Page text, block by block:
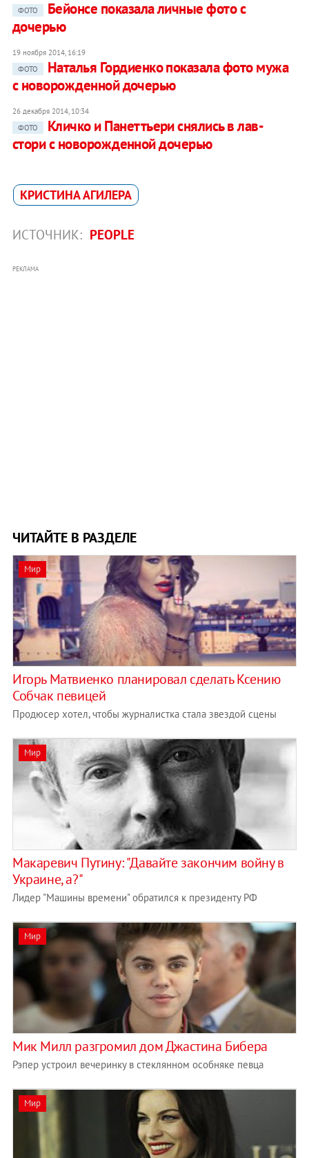
ФОТО
Бейонсе показала личные фото с
дочерью
19 ноября 2014, 16:19
ФОТО
Наталья Гордиенко показала фото мужа
с новорожденной дочерью
26 декабря 2014, 10:34
ФОТО
Кличко и Панеттьери снялись в лав-
стори с новорожденной дочерью
КРИСТИНА АГИЛЕРА
ИСТОЧНИК: PEOPLE
РЕКЛАМА
ЧИТАЙТЕ В РАЗДЕЛЕ
Мир
Игорь Матвиенко планировал сделать Ксению
Собчак певицей
Продюсер хотел, чтобы журналистка стала звездой сцены
Мир
Макаревич Путину: "Давайте закончим войну в
Украине, а?"
Лидер "Машины времени" обратился к президенту РФ
Мир
Мик Милл разгромил дом Джастина Бибера
Рэпер устроил вечеринку в стеклянном особняке певца
Мир